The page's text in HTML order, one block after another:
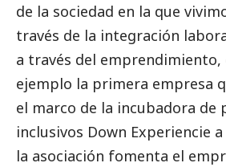
de la sociedad en la que
través de la integración
a través del
ejemplo la primera empresa
el marco de la incubadora de
inclusivos Down Experiencie
la asociación fomenta el